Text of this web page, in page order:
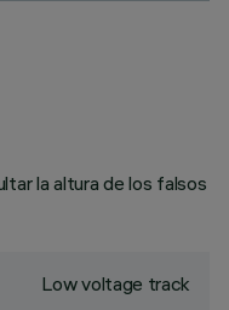
la altura de los falsos
Low voltage track